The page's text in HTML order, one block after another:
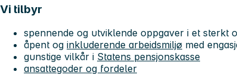
Vi tilbyr
spennende og utviklende oppgaver i et sterkt
åpent og inkluderende arbeidsmiljø med
gunstige vilkår i Statens pensjonskasse
ansattegoder og fordeler